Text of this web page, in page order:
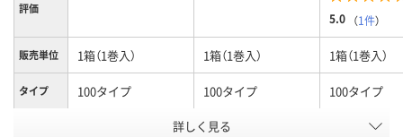
評価
5.0 （1件）
販売単位 1箱（1巻入） 1箱（1巻入） 1箱（1巻入）
タイプ 100タイプ 100タイプ 100タイプ
赤
詳しく見る